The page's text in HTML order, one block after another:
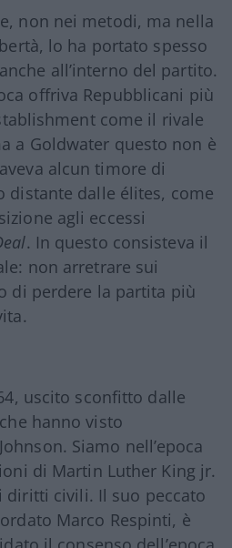
non nei metodi, ma nella
lo ha portato spesso
all’interno del partito.
offriva Repubblicani più
come il rivale
a Goldwater questo non è
alcun timore di
distante dalle élites, come
agli eccessi
. In questo consisteva il
non arretrare sui
di perdere la partita più
uscito sconfitto dalle
hanno visto
Siamo nell’epoca
di Martin Luther King jr.
diritti civili. Il suo peccato
Marco Respinti, è